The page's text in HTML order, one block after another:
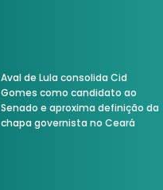
Aval de Lula consolida Cid
Gomes como candidato ao
Senado e aproxima definição da
chapa governista no Ceará